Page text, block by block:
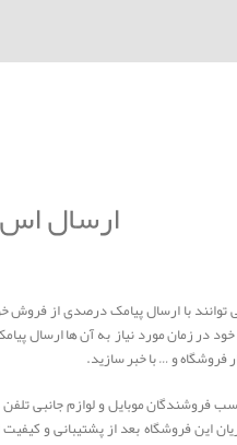
ارسال
با ارسال پیامک درصدی از فروش
در زمان مورد نیاز به آن ها ارسال
فروشگاه و … با خبر سازید.
فروشندگان موبایل و لوازم جانبی تلفن
این فروشگاه بعد از پشتیبانی و کیفیت